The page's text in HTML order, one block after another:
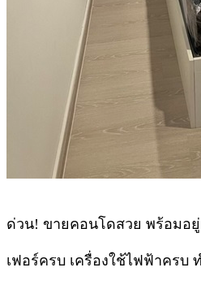
ด่วน! ขายคอนโดสวย พร้อมอ
เฟอร์ครบ เครื่องใช้ไฟฟ้าครบ